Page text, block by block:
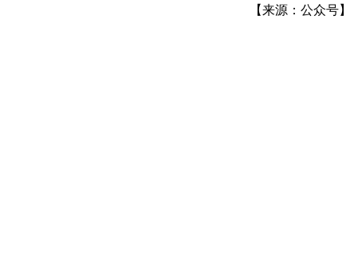
【来源：公众号】